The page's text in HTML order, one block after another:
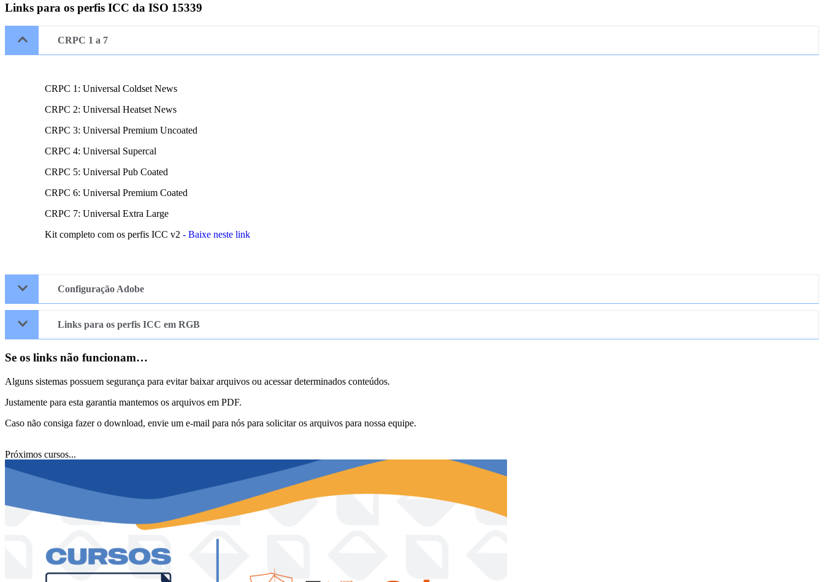
Links para os perfis ICC da ISO 15339
CRPC 1 a 7
CRPC 1: Universal Coldset News
CRPC 2: Universal Heatset News
CRPC 3: Universal Premium Uncoated
CRPC 4: Universal Supercal
CRPC 5: Universal Pub Coated
CRPC 6: Universal Premium Coated
CRPC 7: Universal Extra Large
Kit completo com os perfis ICC v2 - Baixe neste link
Configuração Adobe
Links para os perfis ICC em RGB
Se os links não funcionam…
Alguns sistemas possuem segurança para evitar baixar arquivos ou acessar determinados conteúdos.
Justamente para esta garantia mantemos os arquivos em PDF.
Caso não consiga fazer o download, envie um e-mail para nós para solicitar os arquivos para nossa equipe.
Próximos cursos...